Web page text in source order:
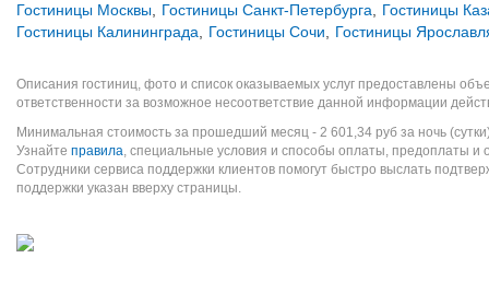
Гостиницы Москвы Гостиницы Санкт-Петербурга
Гостиницы
Гостиницы Калининграда
Гостиницы Сочи Гостиницы
Описания гостиниц, фото и список оказываемых услуг предоставлены
ответственности за возможное несоответствие данной информации
Минимальная стоимость за прошедший месяц - 2 601,34 руб за ночь
Узнайте правила, специальные условия и способы оплаты, предоплаты и
Сотрудники сервиса поддержки клиентов помогут быстро выслать
поддержки указан вверху страницы.